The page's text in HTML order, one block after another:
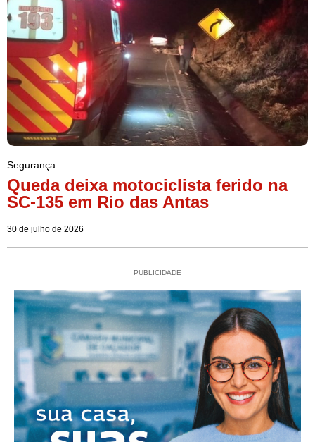
Segurança
Queda deixa motociclista ferido na
SC-135 em Rio das Antas
30 de julho de 2026
PUBLICIDADE